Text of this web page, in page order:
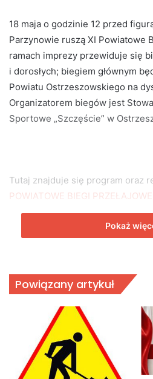
18 maja o godzinie 12 przed
Parzynowie ruszą XI Powiatowe
ramach imprezy przewiduje się
i dorosłych; biegiem głównym
Powiatu Ostrzeszowskiego na
Organizatorem biegów jest
Sportowe „Szczęście” w
Tutaj znajduje się program oraz
POWIATOWE BIEGI
Pokaż
Powiązany artykuł